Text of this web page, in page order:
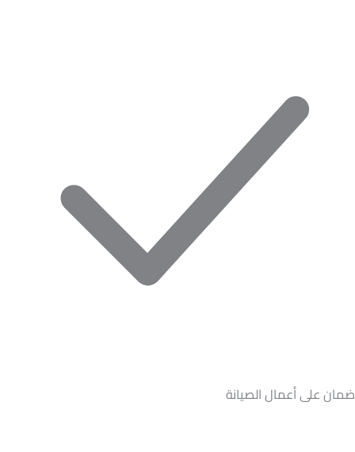
ضمان على أعمال الصيانة